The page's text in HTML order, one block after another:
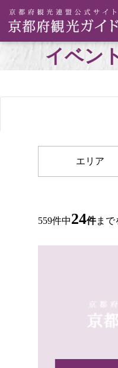
イベン
エリア
559件中24件まで